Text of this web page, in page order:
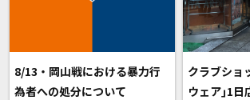
8/13・岡山戦における暴力行
為者への処分について
クラブショ
ウェア｣1日